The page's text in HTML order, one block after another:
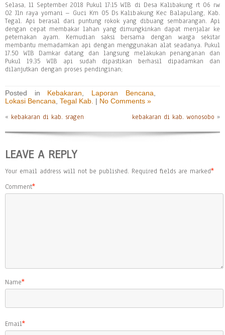
Selasa, 11 September 2018 Pukul 17:15 WIB di Desa Kalibakung rt 06 rw
02 Jln raya yomani – Guci Km 05 Ds Kalibakung Kec Balapulang, Kab.
Tegal. Api berasal dari puntung rokok yang dibuang sembarangan. Api
dengan cepat membakar lahan yang dimungkinkan dapat menjalar ke
peternakan ayam. Kemudian saksi bersama dengan warga sekitar
membantu memadamkan api dengan menggunakan alat seadanya. Pukul
17.50 WIB Damkar datang dan langsung melakukan penanganan dan
Pukul 19.35 WIB api sudah dipastikan berhasil dipadamkan dan
dilanjutkan dengan proses pendinginan;
Posted in Kebakaran Laporan Bencana
Lokasi Bencana Tegal Kab. | No Comments »
« kebakaran di kab. sragen kebakaran di kab. wonosobo »
LEAVE A REPLY
Your email address will not be published. Required fields are marked*
Comment*
Name*
Email*